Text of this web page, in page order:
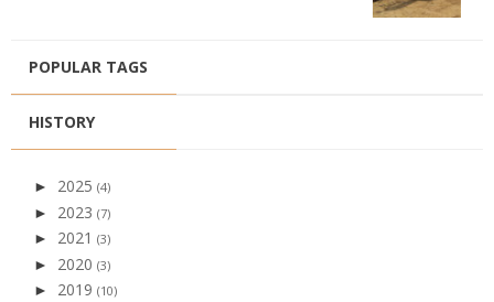
POPULAR TAGS
HISTORY
► 2025 (4)
► 2023 (7)
► 2021 (3)
► 2020 (3)
► 2019 (10)